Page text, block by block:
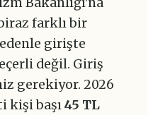
farklı bir
girişte
değil. Giriş
gerekiyor. 2026
kişi başı45 TL